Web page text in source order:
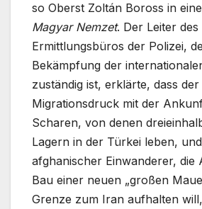
so Oberst Zoltán Boross in
Magyar Nemzet. Der Leiter
Ermittlungsbüros der Polizei,
Bekämpfung der
zuständig ist, erklärte, dass der
Migrationsdruck mit der
Scharen, von denen
Lagern in der Türkei leben,
afghanischer Einwanderer, die
Bau einer neuen „großen
Grenze zum Iran aufhalten